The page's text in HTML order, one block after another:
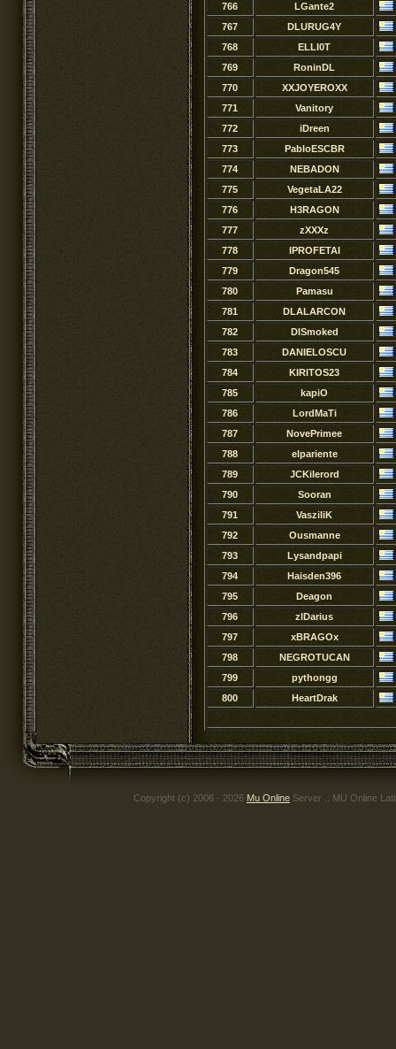
766
LGante2
767
DLURUG4Y
768
ELLI0T
769
RoninDL
770
XXJOYEROXX
771
Vanitory
772
iDreen
773
PabloESCBR
774
NEBADON
775
VegetaLA22
776
H3RAGON
777
zXXXz
778
IPROFETAI
779
Dragon545
780
Pamasu
781
DLALARCON
782
DlSmoked
783
DANIELOSCU
784
KIRITOS23
785
kapiO
786
LordMaTi
787
NovePrimee
788
elpariente
789
JCKilerord
790
Sooran
791
VasziliK
792
Ousmanne
793
Lysandpapi
794
Haisden396
795
Deagon
796
zlDarius
797
xBRAGOx
798
NEGROTUCAN
799
pythongg
800
HeartDrak
Copyright (c) 2006 - 2026 Mu Online Server .: MU Online